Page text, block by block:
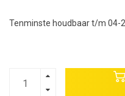
Tenminste houdbaar t/m 04-